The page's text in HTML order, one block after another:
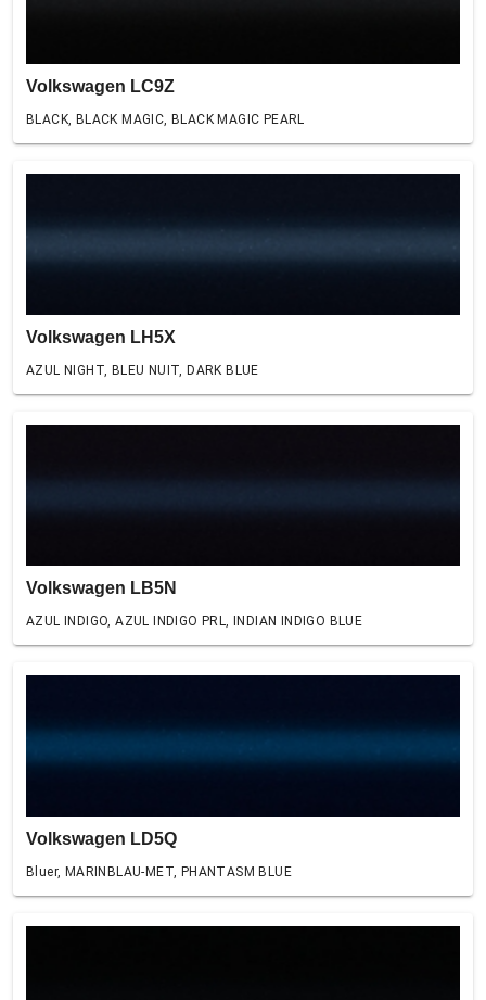
Volkswagen LC9Z
BLACK, BLACK MAGIC, BLACK MAGIC PEARL
Volkswagen LH5X
AZUL NIGHT, BLEU NUIT, DARK BLUE
Volkswagen LB5N
AZUL INDIGO, AZUL INDIGO PRL, INDIAN INDIGO BLUE
Volkswagen LD5Q
Bluer, MARINBLAU-MET, PHANTASM BLUE